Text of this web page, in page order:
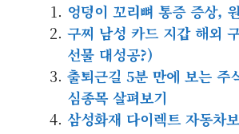
엉덩이 꼬리뼈 통증 증상,
구찌 남성 카드 지갑 해외
선물 대성공?)
출퇴근길 5분 만에 보는 주
심종목 살펴보기
삼성화재 다이렉트 자동차